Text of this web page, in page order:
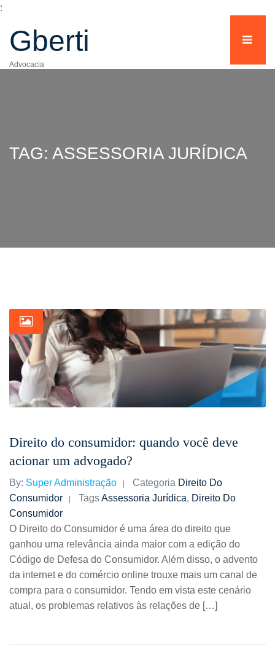
:
Gberti
Advocacia
TAG: ASSESSORIA JURÍDICA
Direito do consumidor: quando você deve
acionar um advogado?
By: Super Administração Categoria Direito Do
Consumidor
TagsAssessoria Jurídica, Direito Do
Consumidor
O Direito do Consumidor é uma área do direito que
ganhou uma relevância ainda maior com a edição do
Código de Defesa do Consumidor. Além disso, o advento
da internet e do comércio online trouxe mais um canal de
compra para o consumidor. Tendo em vista este cenário
atual, os problemas relativos às relações de […]